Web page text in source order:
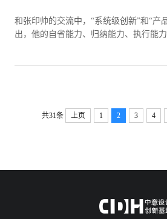
和张印帅的交流中，“系统级创新”和“产
出，他的自省能力、归纳能力、执行能
共31条 上页 1 2 3 4